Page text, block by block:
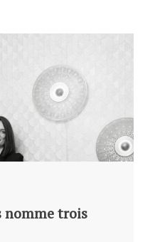
nomme trois